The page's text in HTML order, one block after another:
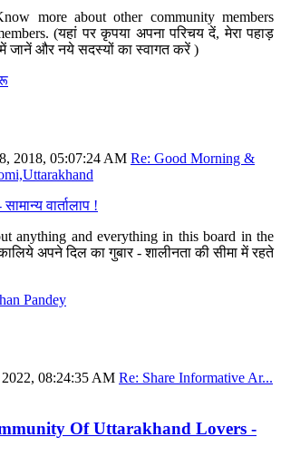
more about other community members
(यहां पर कृपया अपना परिचय दें, मेरा पहाड़
जानें और नये सदस्यों का स्वागत करें )
2018, 05:07:24 AM Re: Good Morning &
वार्तालाप !
anything and everything in this board in the
अपने दिल का गुबार - शालीनता की सीमा में रहते
Pandey
08:24:35 AM Re: Share Informative Ar...
Of Uttarakhand Lovers -